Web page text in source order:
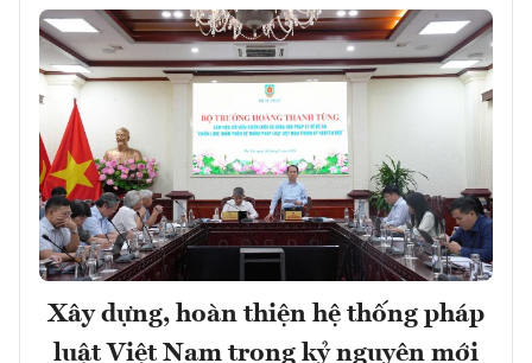
Xây dựng, hoàn thiện hệ thống pháp
luật Việt Nam trong kỷ nguyên mới